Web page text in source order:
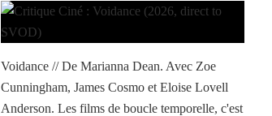
Voidance // De Marianna Dean. Avec Zoe
Cunningham, James Cosmo et Eloise Lovell
Anderson. Les films de boucle temporelle, c'est